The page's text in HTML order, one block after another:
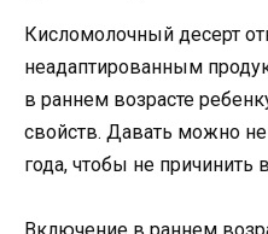
Кисломолочный десерт
неадаптированным
в раннем возрасте
свойств. Давать можно
года, чтобы не